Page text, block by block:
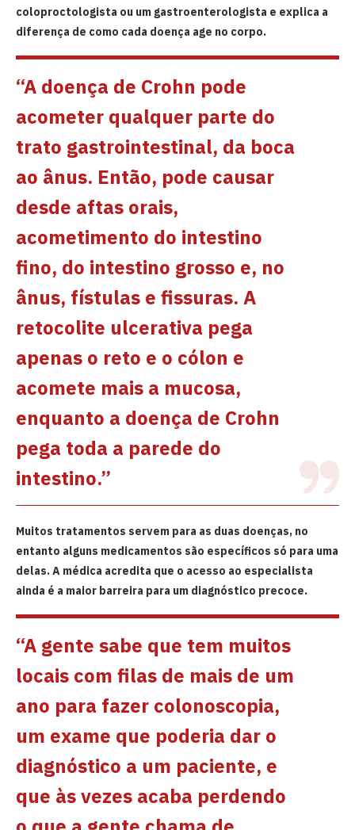
coloproctologista ou um gastroenterologista e explica a
diferença de como cada doença age no corpo.
“A doença de Crohn pode
acometer qualquer parte do
trato gastrointestinal, da boca
ao ânus. Então, pode causar
desde aftas orais,
acometimento do intestino
fino, do intestino grosso e, no
ânus, fístulas e fissuras. A
retocolite ulcerativa pega
apenas o reto e o cólon e
acomete mais a mucosa,
enquanto a doença de Crohn
pega toda a parede do
intestino.”
Muitos tratamentos servem para as duas doenças, no
entanto alguns medicamentos são específicos só para uma
delas. A médica acredita que o acesso ao especialista
ainda é a maior barreira para um diagnóstico precoce.
“A gente sabe que tem muitos
locais com filas de mais de um
ano para fazer colonoscopia,
um exame que poderia dar o
diagnóstico a um paciente, e
que às vezes acaba perdendo